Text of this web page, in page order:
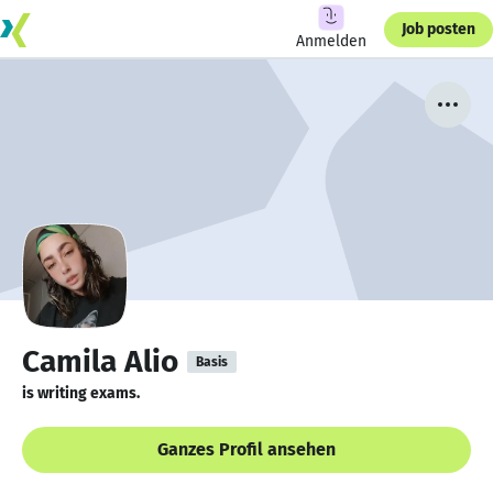
Anmelden
Job posten
Camila Alio Basis
is writing exams.
Ganzes Profil ansehen